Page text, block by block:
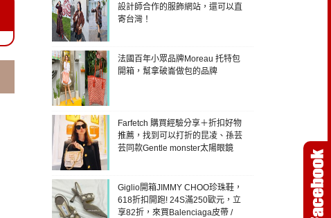
設計師合作的服飾網站，還可以直
寄台灣！
法國百年小眾品牌Moreau 托特包
開箱，幫拿破崙做包的品牌
Farfetch 購買經驗分享＋折扣好物
推薦，找到可以打折的昆凌、孫芸
芸同款Gentle monster太陽眼鏡
Giglio開箱JIMMY CHOO珍珠鞋，
618折扣開跑! 24S滿250歐元，立
享82折，來買Balenciaga皮帶 /